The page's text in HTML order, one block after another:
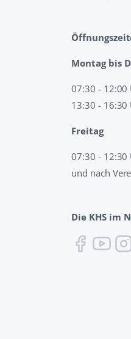
Montag bis
07:30 - 12:00
13:30 - 16:30
Freitag
07:30 - 12:30
und nach
Die KHS im